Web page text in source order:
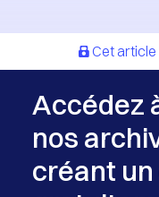
Cet
Accédez
nos
créant